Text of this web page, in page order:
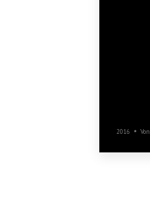
2016 Von